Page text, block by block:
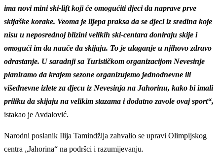
ima novi mini ski-lift koji će omogućiti djeci da naprave prve
skijaške korake. Veoma je lijepa praksa da se djeci iz sredina koje
nisu u neposrednoj blizini velikih ski-centara doniraju skije i
omogući im da nauče da skijaju. To je ulaganje u njihovo zdravo
odrastanje. U saradnji sa Turističkom organizacijom Nevesinje
planiramo da krajem sezone organizujemo jednodnevne ili
višednevne izlete za djecu iz Nevesinja na Jahorinu, kako bi imali
priliku da skijaju na velikim stazama i dodatno zavole ovaj sport“,
istakao je Avdalović.
Narodni poslanik Ilija Tamindžija zahvalio se upravi Olimpijskog
centra „Jahorina“ na podršci i razumijevanju.